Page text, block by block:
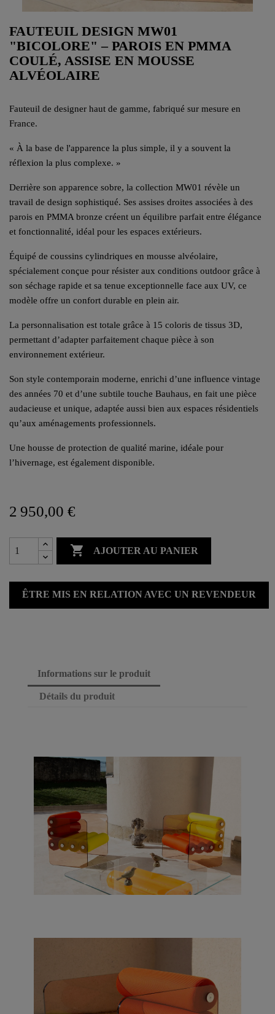
FAUTEUIL DESIGN MW01
"BICOLORE" – PAROIS EN PMMA
COULÉ, ASSISE EN MOUSSE
ALVÉOLAIRE
Fauteuil de designer haut de gamme, fabriqué sur mesure en
France.
« À la base de l'apparence la plus simple, il y a souvent la
réflexion la plus complexe. »
Derrière son apparence sobre, la collection MW01 révèle un
travail de design sophistiqué. Ses assises droites associées à des
parois en PMMA bronze créent un équilibre parfait entre élégance
et fonctionnalité, idéal pour les espaces extérieurs.
Équipé de coussins cylindriques en mousse alvéolaire,
spécialement conçue pour résister aux conditions outdoor grâce à
son séchage rapide et sa tenue exceptionnelle face aux UV, ce
modèle offre un confort durable en plein air.
La personnalisation est totale grâce à 15 coloris de tissus 3D,
permettant d’adapter parfaitement chaque pièce à son
environnement extérieur.
Son style contemporain moderne, enrichi d’une influence vintage
des années 70 et d’une subtile touche Bauhaus, en fait une pièce
audacieuse et unique, adaptée aussi bien aux espaces résidentiels
qu’aux aménagements professionnels.
Une housse de protection de qualité marine, idéale pour
l’hivernage, est également disponible.
2 950,00 €
 AJOUTER AU PANIER
ÊTRE MIS EN RELATION AVEC UN REVENDEUR
Informations sur le produit
Détails du produit